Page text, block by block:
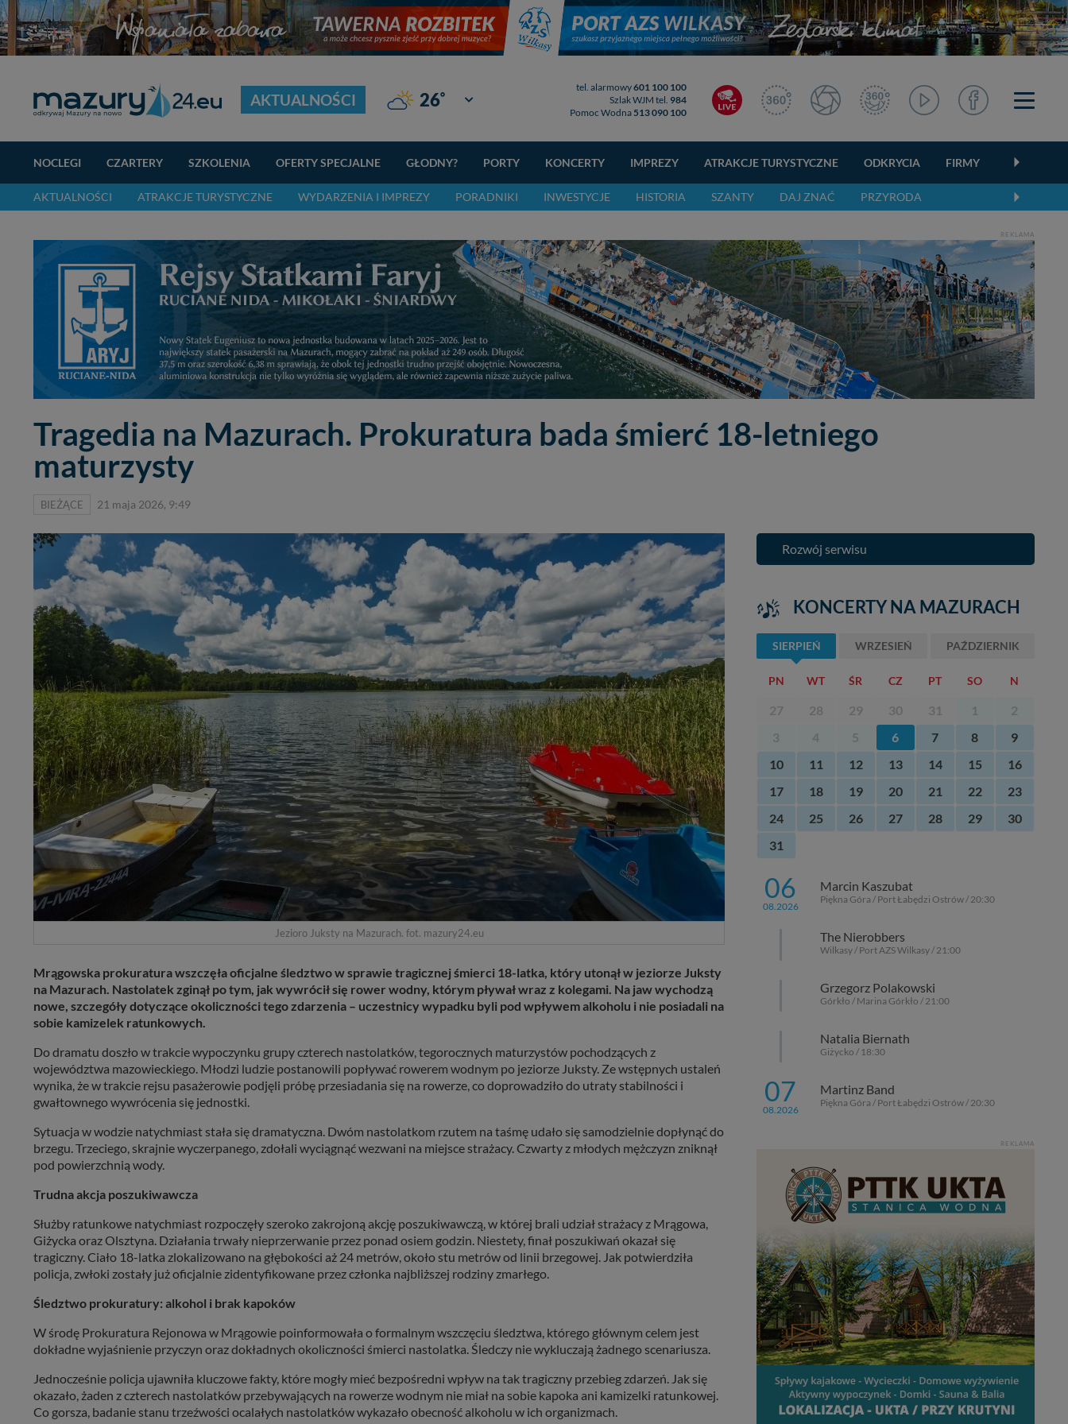
AKTUALNOŚCI 26° Giżycko
tel. alarmowy601 100 100
Szlak WJM tel. 984
Pomoc Wodna 513 090 100
NOCLEGI CZARTERY SZKOLENIA OFERTY SPECJALNE GŁODNY? PORTY KONCERTY IMPREZY ATRAKCJE TURYSTYCZNE ODKRYCIA FIRMY
AKTUALNOŚCI ATRAKCJE TURYSTYCZNE WYDARZENIA I IMPREZY PORADNIKI INWESTYCJE HISTORIA SZANTY DAJ ZNAĆ PRZYRODA
REKLAMA
Tragedia na Mazurach. Prokuratura bada śmierć 18-letniego
maturzysty
BIEŻĄCE 21 maja 2026, 9:49
Jezioro Juksty na Mazurach. fot. mazury24.eu
Mrągowska prokuratura wszczęła oficjalne śledztwo w sprawie tragicznej śmierci 18-latka, który utonął w jeziorze Juksty
na Mazurach. Nastolatek zginął po tym, jak wywrócił się rower wodny, którym pływał wraz z kolegami. Na jaw wychodzą
nowe, szczegóły dotyczące okoliczności tego zdarzenia – uczestnicy wypadku byli pod wpływem alkoholu i nie posiadali na
sobie kamizelek ratunkowych.
Do dramatu doszło w trakcie wypoczynku grupy czterech nastolatków, tegorocznych maturzystów pochodzących z
województwa mazowieckiego. Młodzi ludzie postanowili popływać rowerem wodnym po jeziorze Juksty. Ze wstępnych ustaleń
wynika, że w trakcie rejsu pasażerowie podjęli próbę przesiadania się na rowerze, co doprowadziło do utraty stabilności i
gwałtownego wywrócenia się jednostki.
Sytuacja w wodzie natychmiast stała się dramatyczna. Dwóm nastolatkom rzutem na taśmę udało się samodzielnie dopłynąć do
brzegu. Trzeciego, skrajnie wyczerpanego, zdołali wyciągnąć wezwani na miejsce strażacy. Czwarty z młodych mężczyzn zniknął
pod powierzchnią wody.
Trudna akcja poszukiwawcza
Służby ratunkowe natychmiast rozpoczęły szeroko zakrojoną akcję poszukiwawczą, w której brali udział strażacy z Mrągowa,
Giżycka oraz Olsztyna. Działania trwały nieprzerwanie przez ponad osiem godzin. Niestety, finał poszukiwań okazał się
tragiczny. Ciało 18-latka zlokalizowano na głębokości aż 24 metrów, około stu metrów od linii brzegowej. Jak potwierdziła
policja, zwłoki zostały już oficjalnie zidentyfikowane przez członka najbliższej rodziny zmarłego.
Śledztwo prokuratury: alkohol i brak kapoków
W środę Prokuratura Rejonowa w Mrągowie poinformowała o formalnym wszczęciu śledztwa, którego głównym celem jest
dokładne wyjaśnienie przyczyn oraz dokładnych okoliczności śmierci nastolatka. Śledczy nie wykluczają żadnego scenariusza.
Jednocześnie policja ujawniła kluczowe fakty, które mogły mieć bezpośredni wpływ na tak tragiczny przebieg zdarzeń. Jak się
okazało, żaden z czterech nastolatków przebywających na rowerze wodnym nie miał na sobie kapoka ani kamizelki ratunkowej.
Co gorsza, badanie stanu trzeźwości ocalałych nastolatków wykazało obecność alkoholu w ich organizmach.
Rozwój serwisu
KONCERTY NA MAZURACH
SIERPIEŃ WRZESIEŃ PAŹDZIERNIK
PN WT ŚR CZ PT SO N
27 28 29 30 31 1
2
3
4 5 6 7 8
9
10
11 12 13 14 15
16
17
18 19 20 21 22
23
24
25 26 27 28 29
30
31
06
08.2026
Marcin Kaszubat
Piękna Góra / Port Łabędzi Ostrów / 20:30
The Nierobbers
Wilkasy / Port AZS Wilkasy / 21:00
Grzegorz Polakowski
Górkło / Marina Górkło / 21:00
Natalia Biernath
Giżycko / 18:30
07
08.2026
Martinz Band
Piękna Góra / Port Łabędzi Ostrów / 20:30
REKLAMA